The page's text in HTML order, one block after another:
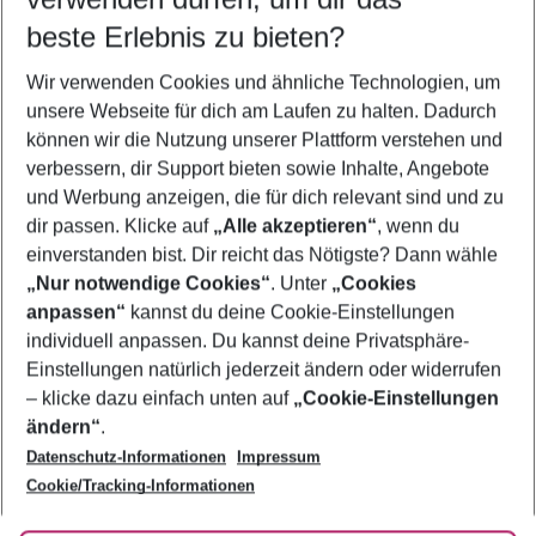
5-8 Nächte
2 Erwachsene Keine Kinder
Mehr Filter anzeigen
Footer
Footer navigation
Über uns
AGB
Bestpreisgarantie
Cookie-Einstellungen ändern
Cookie-Richtlinie
Agenturbetreuung
Barrierefreies Reisen
Folge uns
beste Erlebnis zu bieten?
Wir verwenden Cookies und ähnliche Technologien, um
unsere Webseite für dich am Laufen zu halten. Dadurch
können wir die Nutzung unserer Plattform verstehen und
verbessern, dir Support bieten sowie Inhalte, Angebote
und Werbung anzeigen, die für dich relevant sind und zu
dir passen. Klicke auf „Alle akzeptieren“, wenn du
einverstanden bist. Dir reicht das Nötigste? Dann wähle
„Nur notwendige Cookies“. Unter „Cookies
anpassen“ kannst du deine Cookie-Einstellungen
individuell anpassen. Du kannst deine Privatsphäre-
Einstellungen natürlich jederzeit ändern oder widerrufen
– klicke dazu einfach unten auf „Cookie-Einstellungen
ändern“.
Datenschutz-Informationen
Impressum
Cookie/Tracking-Informationen